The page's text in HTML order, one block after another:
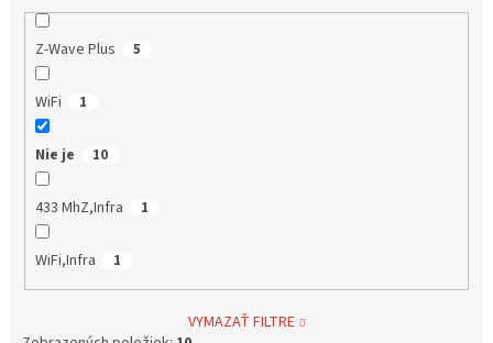
Z-Wave Plus 5
WiFi 1
Nie je 10
433 MhZ,Infra 1
WiFi,Infra 1
VYMAZAŤ FILTRE